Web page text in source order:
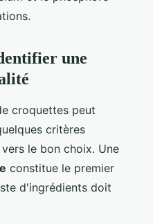
une
croquettes peut
critères
le bon choix. Une
constitue le premier
d'ingrédients doit